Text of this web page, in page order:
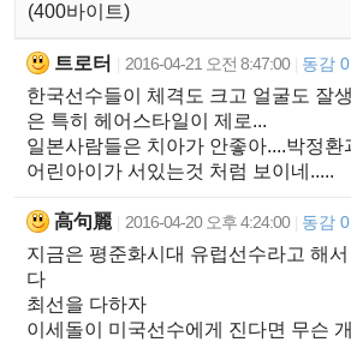
(400바이트)
트로터 2016-04-21 오전 8:47:00 동감 0
한국선수들이 체격도 크고 얼굴도 잘
은 특히 헤어스타일이 제로...
일본사람들은 치아가 안좋아....박정
어린아이가 서있는것 처럼 보이네.....
高句麗 2016-04-20 오후 4:24:00 동감 0
지금은 평준화시대 유럽선수라고 해
다
최선을 다하자
이세돌이 미국선수에게 진다면 무슨